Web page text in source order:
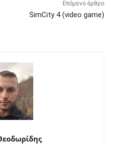
Επόμενο άρθρο
SimCity 4 (video game)